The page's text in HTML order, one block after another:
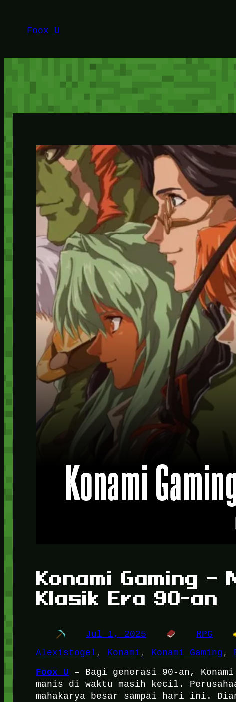
kontenFoox U
Konami Gaming –
Klasik Era 90-an
Jul 1, 2025
RPG
Alexistogel , Konami , Konami Gaming ,
Foox U
– Bagi generasi 90-an,
manis di waktu masih kecil.
mahakarya besar sampai hari ini.